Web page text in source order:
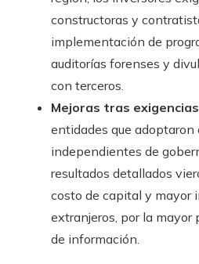
constructoras y
implementación de
auditorías forenses y
con terceros.
Mejoras tras
entidades que adoptaron
independientes de
resultados detallados
costo de capital y mayor
extranjeros, por la mayor
de información.